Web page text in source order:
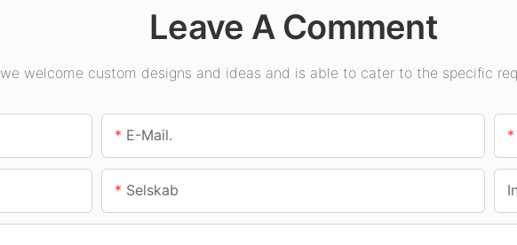
Leave A Comment
we welcome custom designs and ideas and is able to cater to the specific
E-Mail.
Selskab